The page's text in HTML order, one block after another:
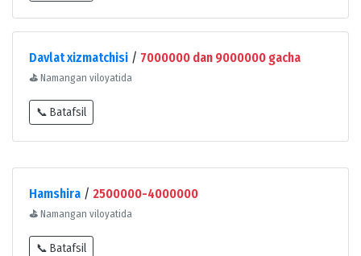
Davlat xizmatchisi / 7000000 dan 9000000 gacha
⛳ Namangan viloyatida
📞 Batafsil
Hamshira / 2500000-4000000
⛳ Namangan viloyatida
📞 Batafsil